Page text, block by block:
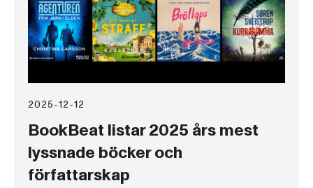
2025-12-12
BookBeat listar 2025 års mest
lyssnade böcker och
författarskap